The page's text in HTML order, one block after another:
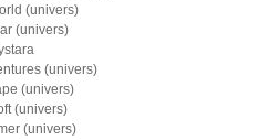
(univers)
(univers)
(univers)
(univers)
(univers)
(univers)